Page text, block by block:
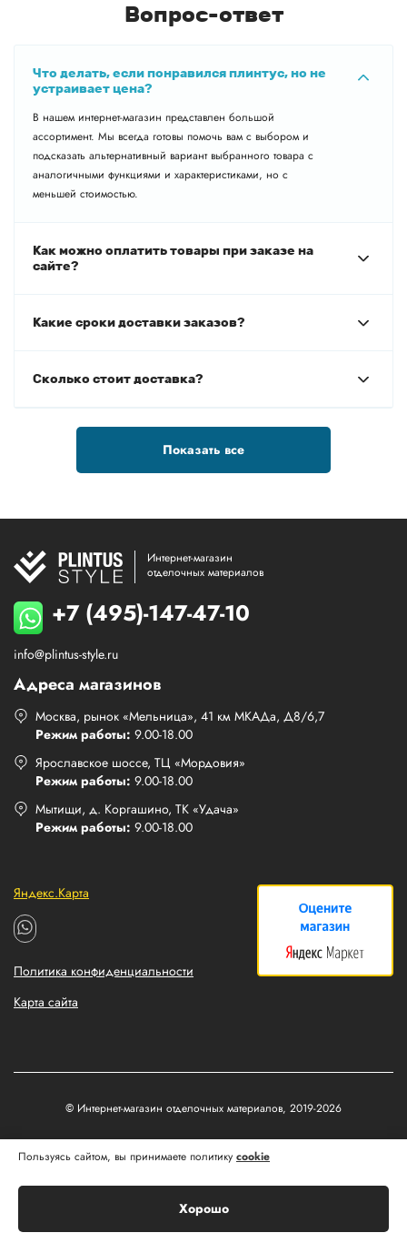
Вопрос-ответ
Что делать, если понравился плинтус, но не
устраивает цена?
В нашем интернет-магазин представлен большой
ассортимент. Мы всегда готовы помочь вам с выбором и
подсказать альтернативный вариант выбранного товара с
аналогичными функциями и характеристиками, но с
меньшей стоимостью.
Как можно оплатить товары при заказе на
сайте?
Какие сроки доставки заказов?
Сколько стоит доставка?
Показать все
Интернет-магазин
отделочных материалов
+7 (495)-147-47-10
info@plintus-style.ru
Адреса магазинов
Москва, рынок «Мельница», 41 км МКАДа, Д8/6,7
Режим работы: 9.00-18.00
Ярославское шоссе, ТЦ «Мордовия»
Режим работы: 9.00-18.00
Мытищи, д. Коргашино, ТК «Удача»
Режим работы: 9.00-18.00
Яндекс.Карта
Политика конфиденциальности
Карта сайта
© Интернет-магазин отделочных материалов, 2019-2026
Matus&Kvits
Пользуясь сайтом, вы принимаете политику cookie
Хорошо
Главная
Каталог Профиль